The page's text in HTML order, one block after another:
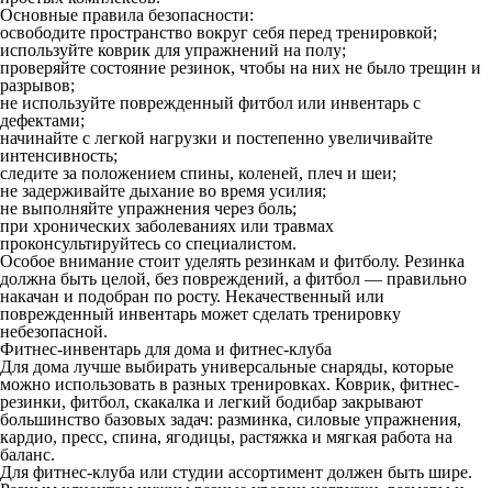
Основные правила безопасности:
освободите пространство вокруг себя перед тренировкой;
используйте коврик для упражнений на полу;
проверяйте состояние резинок, чтобы на них не было трещин и
разрывов;
не используйте поврежденный фитбол или инвентарь с
дефектами;
начинайте с легкой нагрузки и постепенно увеличивайте
интенсивность;
следите за положением спины, коленей, плеч и шеи;
не задерживайте дыхание во время усилия;
не выполняйте упражнения через боль;
при хронических заболеваниях или травмах
проконсультируйтесь со специалистом.
Особое внимание стоит уделять резинкам и фитболу. Резинка
должна быть целой, без повреждений, а фитбол — правильно
накачан и подобран по росту. Некачественный или
поврежденный инвентарь может сделать тренировку
небезопасной.
Фитнес-инвентарь для дома и фитнес-клуба
Для дома лучше выбирать универсальные снаряды, которые
можно использовать в разных тренировках. Коврик, фитнес-
резинки, фитбол, скакалка и легкий бодибар закрывают
большинство базовых задач: разминка, силовые упражнения,
кардио, пресс, спина, ягодицы, растяжка и мягкая работа на
баланс.
Для фитнес-клуба или студии ассортимент должен быть шире.